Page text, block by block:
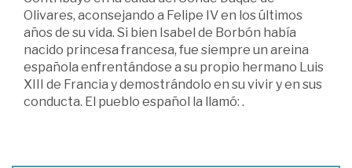
Olivares, aconsejando a Felipe IV en los últimos
años de su vida. Si bien Isabel de Borbón había
nacido princesa francesa, fue siempre un areina
española enfrentándose a su propio hermano Luis
XIII de Francia y demostrándolo en su vivir y en sus
conducta. El pueblo español la llamó: .